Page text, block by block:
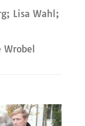
Lisa Wahl;